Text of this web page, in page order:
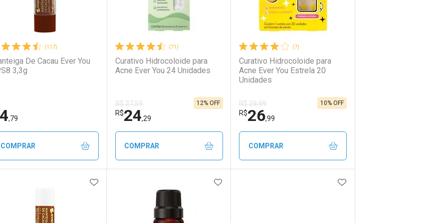
(117)
De Cacau Ever You
3,3g
4,79
COMPRAR
FECHAR
FECHAR
Menos
(71)
Curativo Hidrocoloide para
Acne Ever You 24 Unidades
R$ 27,59
R$24,29
12% OFF
COMPRAR
FECHAR
Laboratório
FECHAR
Por Menos
(7)
Curativo Hidrocoloide para
Acne Ever You Estrela 20
Unidades
R$ 29,99
R$26,99
10% OFF
COMPRAR
FECHAR
FECHAR
ADICIONAR AOS FAVORITOS ADICIONAR AOS FAVORITOS ADICIONAR AOS